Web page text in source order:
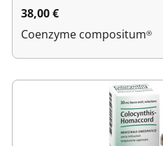
38,00€
Coenzyme compositum®